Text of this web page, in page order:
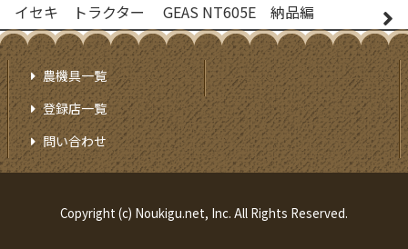
イセキ トラクター GEAS NT605E 納品編
農機具一覧
登録店一覧
問い合わせ
Copyright (c) Noukigu.net, Inc. All Rights Reserved.